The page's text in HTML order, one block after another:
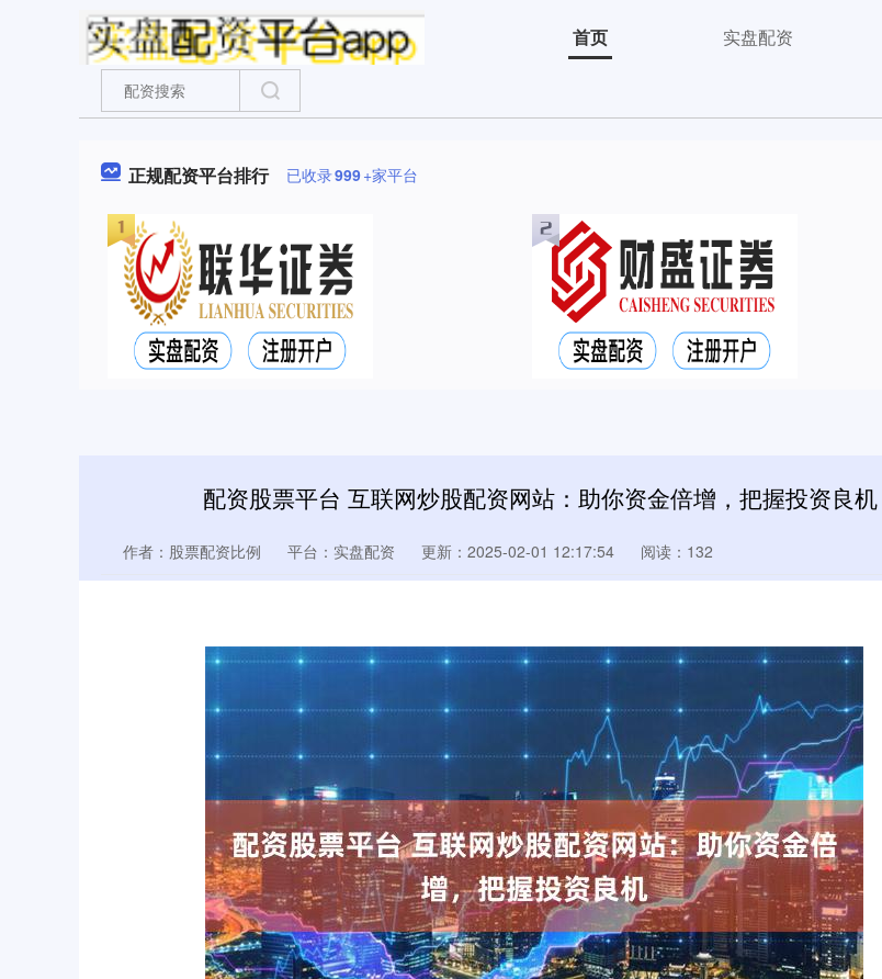
首页 实盘配资
正规配资平台排行 已收录999+家平台
配资股票平台 互联网炒股配资网站：助你资金倍增，把握投资良机
作者：股票配资比例 平台：实盘配资 更新：2025-02-01 12:17:54 阅读：132